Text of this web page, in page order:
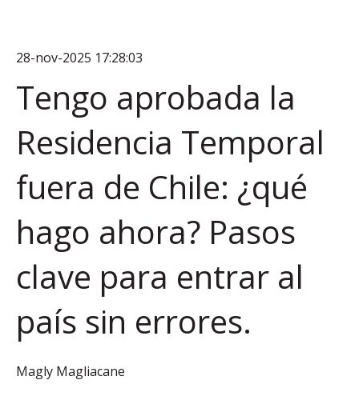
28-nov-2025 17:28:03
Tengo aprobada la
Residencia Temporal
fuera de Chile: ¿qué
hago ahora? Pasos
clave para entrar al
país sin errores.
Magly Magliacane